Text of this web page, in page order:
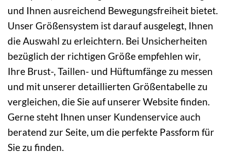
und Ihnen ausreichend Bewegungsfreiheit bietet.
Unser Größensystem ist darauf ausgelegt, Ihnen
die Auswahl zu erleichtern. Bei Unsicherheiten
bezüglich der richtigen Größe empfehlen wir,
Ihre Brust-, Taillen- und Hüftumfänge zu messen
und mit unserer detaillierten Größentabelle zu
vergleichen, die Sie auf unserer Website finden.
Gerne steht Ihnen unser Kundenservice auch
beratend zur Seite, um die perfekte Passform für
Sie zu finden.